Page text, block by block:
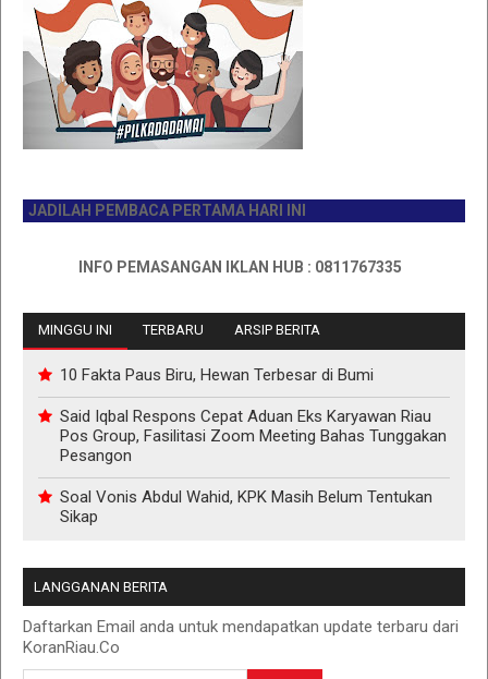
PEMBACA PERTAMA HARI INI
INFO PEMASANGAN IKLAN HUB : 0811767335
MINGGU INI TERBARU ARSIP BERITA
10 Fakta Paus Biru, Hewan Terbesar di Bumi
Said Iqbal Respons Cepat Aduan Eks Karyawan Riau
Pos Group, Fasilitasi Zoom Meeting Bahas Tunggakan
Pesangon
Soal Vonis Abdul Wahid, KPK Masih Belum Tentukan
Sikap
LANGGANAN BERITA
Daftarkan Email anda untuk mendapatkan update terbaru dari
KoranRiau.Co